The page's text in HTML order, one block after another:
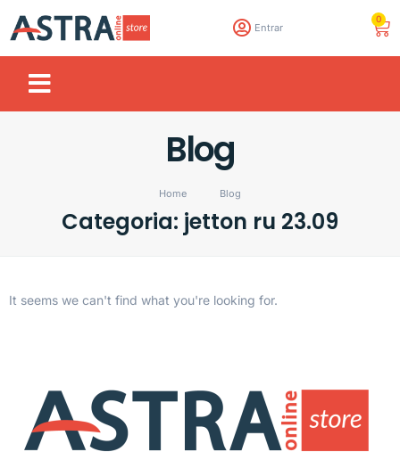
Entrar
0
Blog
Home Blog
Categoria: jetton ru 23.09
It seems we can't find what you're looking for.